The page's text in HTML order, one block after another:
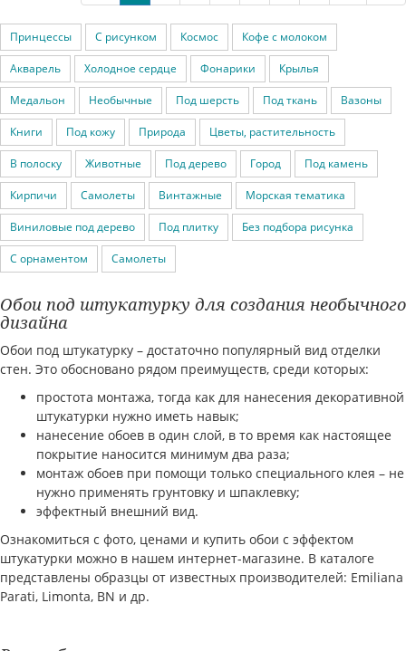
Принцессы С рисунком Космос Кофе с молоком
Акварель Холодное сердце Фонарики Крылья
Медальон Необычные Под шерсть Под ткань Вазоны
Книги Под кожу Природа Цветы, растительность
В полоску Животные Под дерево Город Под камень
Кирпичи Самолеты Винтажные Морская тематика
Виниловые под дерево Под плитку Без подбора рисунка
С орнаментом Самолеты
Обои под штукатурку для создания необычного
дизайна
Обои под штукатурку – достаточно популярный вид отделки
стен. Это обосновано рядом преимуществ, среди которых:
простота монтажа, тогда как для нанесения декоративной
штукатурки нужно иметь навык;
нанесение обоев в один слой, в то время как настоящее
покрытие наносится минимум два раза;
монтаж обоев при помощи только специального клея – не
нужно применять грунтовку и шпаклевку;
эффектный внешний вид.
Ознакомиться с фото, ценами и купить обои с эффектом
штукатурки можно в нашем интернет-магазине. В каталоге
представлены образцы от известных производителей: Emiliana
Parati, Limonta, BN и др.